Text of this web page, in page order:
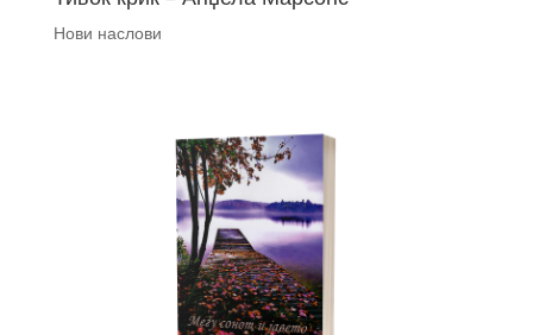
Нови наслови